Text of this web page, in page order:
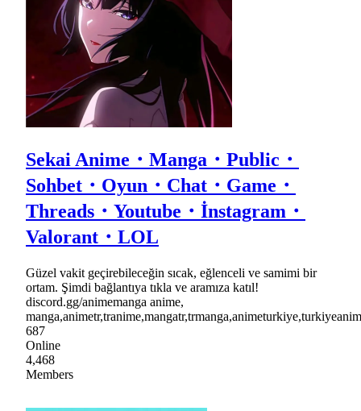
Sekai Anime・Manga・Public・
Sohbet・Oyun・Chat・Game・
Threads・Youtube・İnstagram・
Valorant・LOL
Güzel vakit geçirebileceğin sıcak, eğlenceli ve samimi bir
ortam. Şimdi bağlantıya tıkla ve aramıza katıl!
discord.gg/animemanga anime,
687
Online
4,468
Members